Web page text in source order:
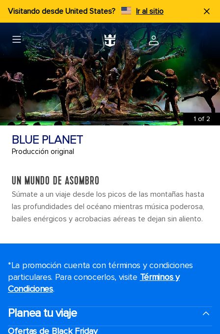
Visitando desde United States? Ir al sitio
1 of 2
BLUE PLANET
Producción original
UN MUNDO DE ASOMBRO
Súmate a un viaje desde los picos de las montañas hasta
las profundidades del océano mientras música poderosa,
bailes enérgicos y acrobacias aéreas te dejan sin aliento.
*La promoción cuenta con términos y condiciones
particulares. Para conocerlos, visite Términos y
Condiciones.
Planea tu viaje
Ofertas de Black Friday